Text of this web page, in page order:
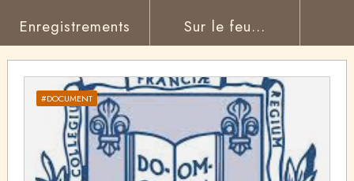
Enregistrements
Sur le feu...
#DOCUMENT